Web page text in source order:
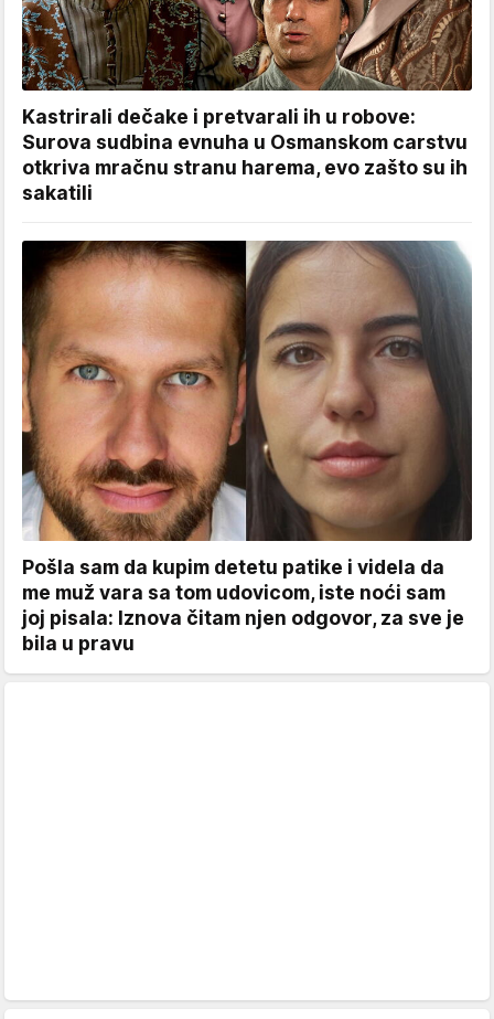
Kastrirali dečake i pretvarali ih u robove:
Surova sudbina evnuha u Osmanskom carstvu
otkriva mračnu stranu harema, evo zašto su ih
sakatili
Pošla sam da kupim detetu patike i videla da
me muž vara sa tom udovicom, iste noći sam
joj pisala: Iznova čitam njen odgovor, za sve je
bila u pravu